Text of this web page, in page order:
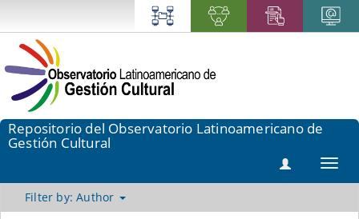
Repositorio del Observatorio Latinoamericano de
Gestión Cultural
Filter by: Author